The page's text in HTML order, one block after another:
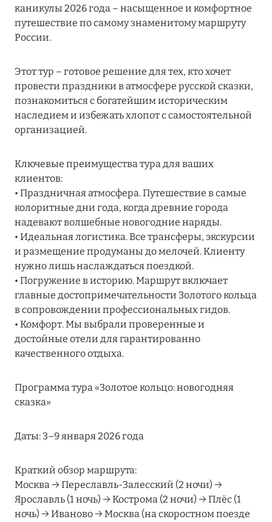
MARCH GRAND ESCAPE: ПРЕДЛОЖЕНИЕ ОТ Á
LA CARTE PREMIUM ПО ОТЕЛЮ WALDORF
ASTORIA MALDIVES ITHAAFUSHI, МАЛЬДИВЫ
12 ноября 2025
MANDARIN ORIENTAL JUMEIRA — SUITE
Подробнее
13 мая 2025
ЗАБРОНИРУЙТЕ FOUR SEASONS RESORT
DUBAI AT JUMEIRAH BEACH ПО ЛУЧШИМ
ЦЕНАМ
Подробнее
04 апреля 2025
ATLANTIS THE PALM: НОВЫЙ ПАКЕТ
НАПИТКОВ ДЛЯ HB И FB
MANDARIN ORIENTAL JUMEIRA, DUBAI:
РАЗМЕЩЕНИЕ ВЕСНОЙ
Подробнее
каникулы 2026 года – насыщенное и комфортное
путешествие по самому знаменитому маршруту
России.
Этот тур – готовое решение для тех, кто хочет
провести праздники в атмосфере русской сказки,
познакомиться с богатейшим историческим
наследием и избежать хлопот с самостоятельной
организацией.
Ключевые преимущества тура для ваших
клиентов:
• Праздничная атмосфера. Путешествие в самые
колоритные дни года, когда древние города
надевают волшебные новогодние наряды.
• Идеальная логистика. Все трансферы, экскурсии
и размещение продуманы до мелочей. Клиенту
нужно лишь наслаждаться поездкой.
• Погружение в историю. Маршрут включает
главные достопримечательности Золотого кольца
в сопровождении профессиональных гидов.
• Комфорт. Мы выбрали проверенные и
достойные отели для гарантированно
качественного отдыха.
Программа тура «Золотое кольцо: новогодняя
сказка»
Даты: 3–9 января 2026 года
Краткий обзор маршрута:
Москва → Переславль-Залесский (2 ночи) →
Ярославль (1 ночь) → Кострома (2 ночи) → Плёс (1
ночь) → Иваново → Москва (на скоростном поезде